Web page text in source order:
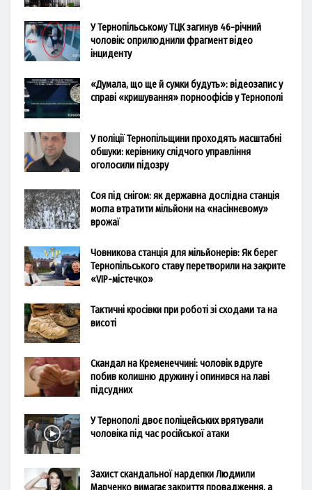
У Тернопільському ТЦК загинув 46-річний
чоловік: оприлюднили фрагмент відео
інциденту
«Думала, що ще й сумки будуть»: відеозапис у
справі «кришування» порноофісів у Тернополі
У поліції Тернопільщини проходять масштабні
обшуки: керівнику слідчого управління
оголосили підозру
Соя під снігом: як державна дослідна станція
могла втратити мільйони на «насіннєвому»
врожаї
Човникова станція для мільйонерів: Як берег
Тернопільського ставу перетворили на закрите
«VIP-містечко»
Тактичні кросівки при роботі зі сходами та на
висоті
Скандал на Кременеччині: чоловік вдруге
побив колишню дружину і опинився на лаві
підсудних
У Тернополі двоє поліцейських врятували
чоловіка під час російської атаки
Захист скандальної нардепки Людмили
Марченко вимагає закриття провадження, а